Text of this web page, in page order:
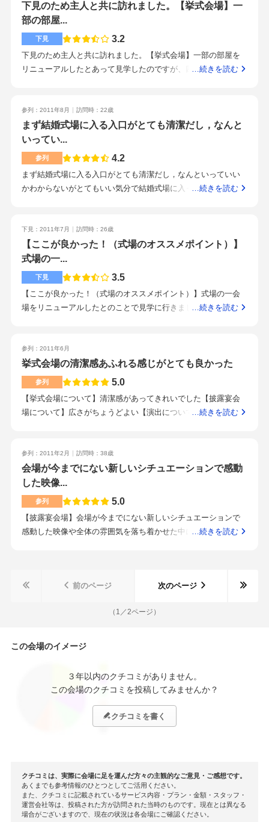
クシー等で10分程度です。【この式場のおすすめポイント】ホ
テルなので遠方からの列席者にも便利です。また、地元の食文
化を織り込んだ祝い膳が楽しめます。（お餅のミニお重等）
理について】普通で量が少し少なめな気がした【ロケーション
について】便利な立地にあるが、道路沿いなのであまりよくな
い【マタニティOR子連れサービスについて】ベビーカーの移動
やおもちゃやお料理など、何かと気を使ってくれた【式場のオ
ススメポイント】無難にスムーズな進行で飽きさせない【こん
なカップルにオススメ！】オリジナルの式にこだわらないが、
下見のため主人と共に訪れました。【挙式会場】一
部の部屋...
下見 3.2
下見のため主人と共に訪れました。【挙式会場】一部の部屋を
リニューアルしたとあって見学したのですが、四方の壁に映像
ルームがとても良かったです。自分達だけの空間になるような
作りなので慌ただしい挙式前でも落ち着けそうでした。
…続きを読む
参列：2011年8月 訪問時：22歳
まず結婚式場に入る入口がとても清潔だし，なんと
いってい...
参列 4.2
まず結婚式場に入る入口がとても清潔だし，なんといっていい
かわからないがとてもいい気分で結婚式場に入った思い出があ
見えた。スタッフの態様も良く，自分も早く結婚して結婚式を
挙げたいと思った。最後に新婦がブーケを投げて終わりかなっ
と思っていたら高校の時，新郎が野球部の同級生で野球部の同
級生を集めて硬式野球ボールを投げてそのボールに『次は君が
結婚する』と書いてあったのでみんなで笑ったのを覚えてい
る。披露宴ではスタッフの気配りがすごくよかったと思う。新
郎，新婦の入場から退室，その場面，場面の速さというか場
くちょっと食べずらかった。ただ全体的に見れば満点に近い結
婚式，披露宴だった。
…続きを読む
下見：2011年7月 訪問時：26歳
【ここが良かった！（式場のオススメポイント）】
式場の一...
下見 3.5
【ここが良かった！（式場のオススメポイント）】式場の一会
場をリニューアルしたとのことで見学に行きました。ゲスト専
気のものと、可愛らしい姫ルームから選べるのも魅力でした♪何
より式当日の緊張してる時に二人で過ごせる空間はとても良い
と思いました！
…続きを読む
参列：2011年6月
挙式会場の清潔感あふれる感じがとても良かった
参列 5.0
【挙式会場について】清潔感があってきれいでした【披露宴会
場について】広さがちょうどよい【演出について】自分らしさ
ついて】気配りが出来ていた【料理について】年齢を問わない
料理、味も美味しかったです【式場のオススメポイント】挙式
会場が披露宴会場と離れていてよかった演出も凝っていてとて
も良かった【こんなカップルにオススメ！】自分らしい式にし
たい人
…続きを読む
参列：2011年2月 訪問時：38歳
会場が今までにない新しいシチュエーションで感動
した映像...
参列 5.0
【披露宴会場】会場が今までにない新しいシチュエーションで
感動した映像や全体の雰囲気を落ち着かせた中にも、躍動感あ
周りの状況とかも取り入れ、ここなら、他のまだ未婚者にも紹
…続きを読む
前のページ 次のページ
（ 1 ／2ページ）
この会場のイメージ
３年以内のクチコミがありません。
この会場のクチコミを投稿してみませんか？
クチコミを書く
クチコミは、実際に会場に足を運んだ方々の主観的なご意見・ご感想です。
あくまでも参考情報のひとつとしてご活用ください。
また、クチコミに記載されているサービス内容・プラン・金額・スタッフ・
運営会社等は、投稿された方が訪問された当時のものです。現在とは異なる
場合がございますので、現在の状況は各会場にご確認ください。